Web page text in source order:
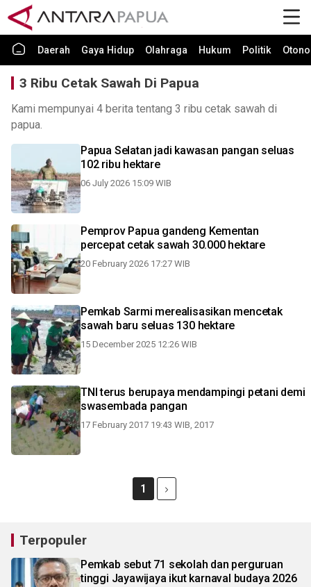
Daerah Gaya Hidup Olahraga Hukum Politik
3 Ribu Cetak Sawah Di Papua
Kami mempunyai 4 berita tentang 3 ribu cetak sawah di
papua.
Papua Selatan jadi kawasan pangan seluas
102 ribu hektare
06 July 2026 15:09 WIB
Pemprov Papua gandeng Kementan
percepat cetak sawah 30.000 hektare
20 February 2026 17:27 WIB
Pemkab Sarmi merealisasikan mencetak
sawah baru seluas 130 hektare
15 December 2025 12:26 WIB
TNI terus berupaya mendampingi petani demi
swasembada pangan
17 February 2017 19:43 WIB, 2017
1
Terpopuler
Pemkab sebut 71 sekolah dan perguruan
tinggi Jayawijaya ikut karnaval budaya 2026